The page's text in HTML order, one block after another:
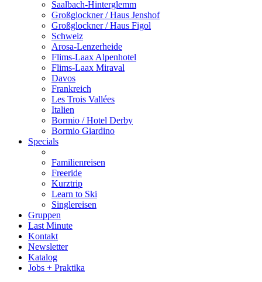
Saalbach-Hinterglemm
Großglockner / Haus Jenshof
Großglockner / Haus Figol
Schweiz
Arosa-Lenzerheide
Flims-Laax Alpenhotel
Flims-Laax Miraval
Davos
Frankreich
Les Trois Vallées
Italien
Bormio / Hotel Derby
Bormio Giardino
Specials
Familienreisen
Freeride
Kurztrip
Learn to Ski
Singlereisen
Gruppen
Last Minute
Kontakt
Newsletter
Katalog
Jobs + Praktika